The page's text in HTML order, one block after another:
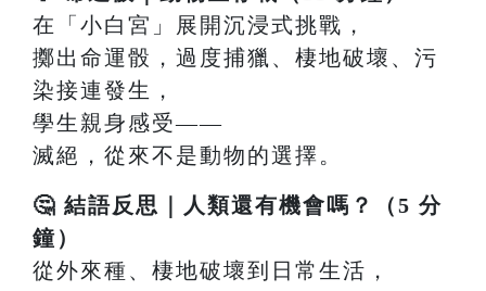
在「小白宮」展開沉浸式挑戰，
擲出命運骰，過度捕獵、棲地破壞、污
染接連發生，
學生親身感受——
滅絕，從來不是動物的選擇。
🤔 結語反思｜人類還有機會嗎？（5 分
鐘）
從外來種、棲地破壞到日常生活，